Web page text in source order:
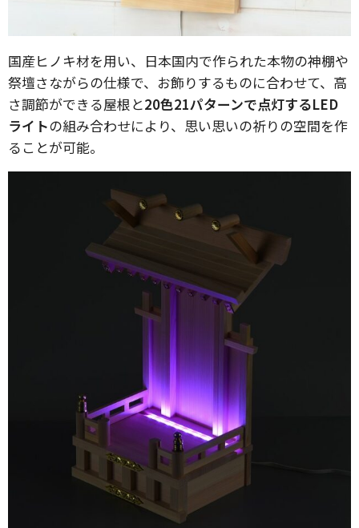
国産ヒノキ材を用い、日本国内で作られた本物の神棚や
祭壇さながらの仕様で、お飾りするものに合わせて、高
さ調節ができる屋根と20色21パターンで点灯するLED
ライトの組み合わせにより、思い思いの祈りの空間を作
ることが可能。